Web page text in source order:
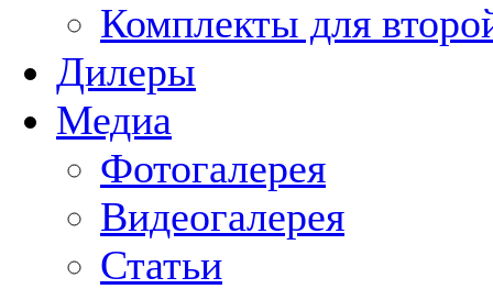
Комплекты для
Дилеры
Медиа
Фотогалерея
Видеогалерея
Статьи